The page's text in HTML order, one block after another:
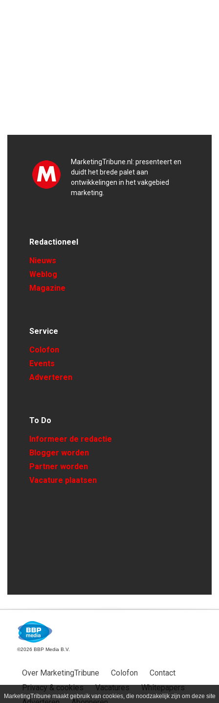
MarketingTribune maakt gebruik van cookies, die noodzakelijk zijn om deze site
MarketingTribune.nl: presenteert en
duidt het brede palet aan
ontwikkelingen in het vakgebied
marketing.
Redactioneel
Nieuws
Weblog
Magazine
Service
Colofon
Events
Adverteren
To Do
Informeer de redactie
Blogger worden
Partner worden
Vacature plaatsen
©2026 BBP Media B.V.
Over MarketingTribune Colofon
Contact
Privacy & cookies
Vacatures
Whitepapers